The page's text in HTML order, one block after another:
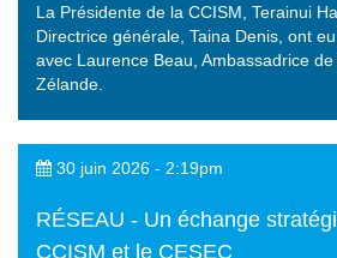
La Présidente de la CCISM, Terainui
Directrice générale, Taina Denis, ont
avec Laurence Beau, Ambassadrice
Zélande.
30 juin 2026 - 2:19pm
RÉSEAU - Un échange
CCISM et le CESEC